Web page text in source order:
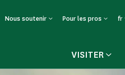
Nous soutenir Pour les pros fr
VISITER